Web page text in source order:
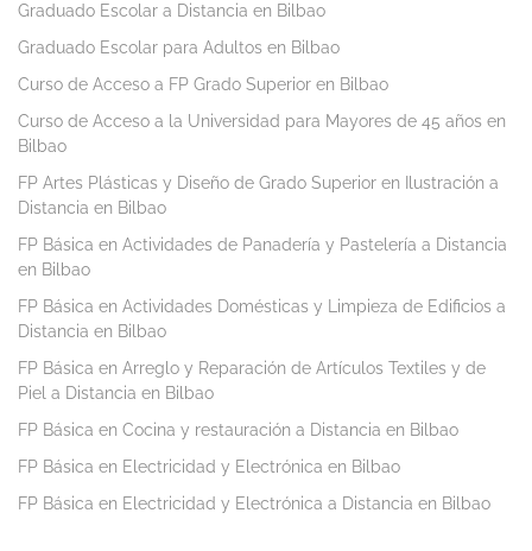
Graduado Escolar a Distancia en Bilbao
Graduado Escolar para Adultos en Bilbao
Curso de Acceso a FP Grado Superior en Bilbao
Curso de Acceso a la Universidad para Mayores de 45 años en
Bilbao
FP Artes Plásticas y Diseño de Grado Superior en Ilustración a
Distancia en Bilbao
FP Básica en Actividades de Panadería y Pastelería a Distancia
en Bilbao
FP Básica en Actividades Domésticas y Limpieza de Edificios a
Distancia en Bilbao
FP Básica en Arreglo y Reparación de Artículos Textiles y de
Piel a Distancia en Bilbao
FP Básica en Cocina y restauración a Distancia en Bilbao
FP Básica en Electricidad y Electrónica en Bilbao
FP Básica en Electricidad y Electrónica a Distancia en Bilbao